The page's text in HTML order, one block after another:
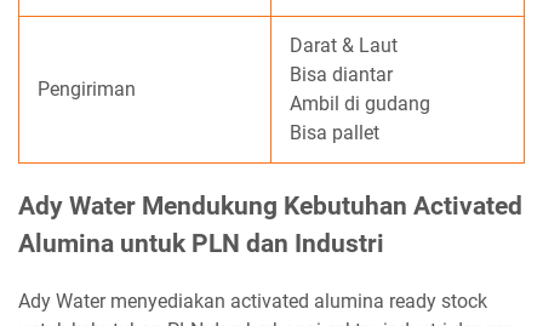
Pengiriman
Darat & Laut
Bisa diantar
Ambil di gudang
Bisa pallet
Ady Water Mendukung Kebutuhan Activated
Alumina untuk PLN dan Industri
Ady Water menyediakan activated alumina ready stock